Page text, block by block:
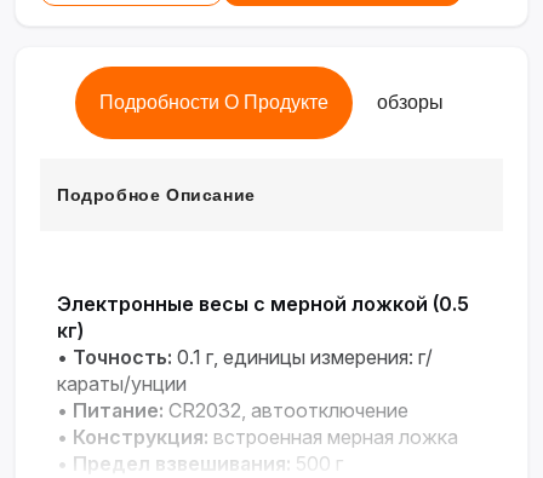
Подробности О Продукте обзоры
Подробное Описание
Электронные весы с мерной ложкой (0.5
кг)
• Точность: 0.1 г, единицы измерения: г/
караты/унции
• Питание: CR2032, автоотключение
• Конструкция: встроенная мерная ложка
• Предел взвешивания: 500 г